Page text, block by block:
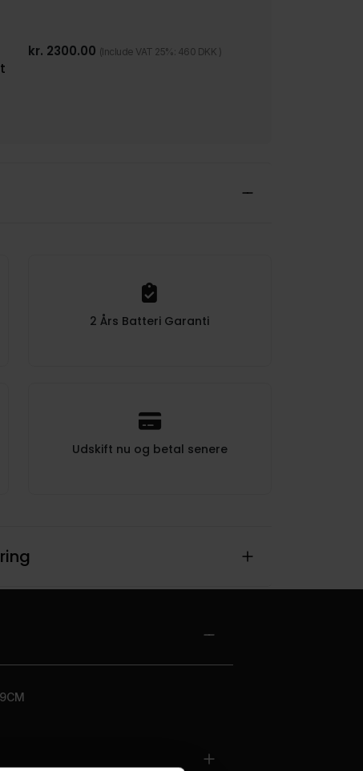
kr. 2300.00 (Include VAT 25%: 460 DKK )
2 Års Batteri Garanti
Udskift nu og betal senere